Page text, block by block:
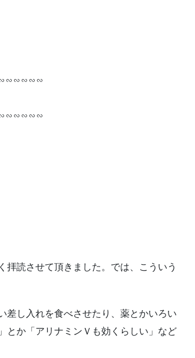
拝読させて頂きました。では、こういう
差し入れを食べさせたり、薬とかいろい
とか「アリナミンＶも効くらしい」など